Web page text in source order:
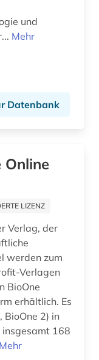
und
Mehr
Datenbank
Online
LIZENZ
Verlag, der
werden zum
Verlagen
BioOne
erhältlich. Es
BioOne 2) in
168
Mehr